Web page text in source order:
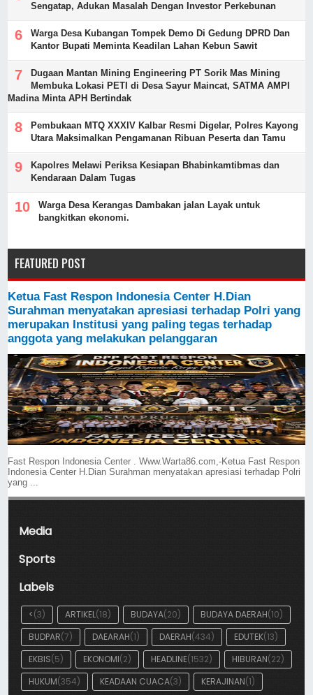
Sengatap, Adukan Masalah Dengan Investor Perkebunan
Warga Desa Kubangan Tompek Demo Di Gedung DPRD Dan
Kantor Bupati Meminta Keadilan Lahan Kebun Sawit
Dugaan Mantan Mining Engineering PT Sorik Mas Mining
Membuka Lokasi PETI di Desa Sayur Maincat, SATMA AMPI
Madina Minta APH Bertindak
Pembukaan MTQ XXXIV Kalbar Resmi Digelar, Polres Kayong
Utara Maksimalkan Pengamanan Ribuan Peserta dan Tamu
Kapolres Melawi Periksa Kesiapan Bhabinkamtibmas dan
Kendaraan Dalam Tugas
Warga Desa Kerangas Dambakan jalan Layak untuk
bangkitkan ekonomi.
FEATURED POST
Ketua Fast Respon Indonesia Center H.Dian
Surahman menyatakan apresiasi terhadap Polri yang
merupakan Institusi yang paling tegas terhadap
anggota yang melakukan pelanggaran
Fast Respon Indonesia Center . Www.Warta86.com,-Ketua Fast Respon
Indonesia Center H.Dian Surahman menyatakan apresiasi terhadap Polri
yang ...
Media
Sports
Labels
<(3) ARTIKEL(18) BUDAYA(20) BUDAYA DAERAH(10)
BUDPAR(7) DAEARAH(1) DAERAH(434) EDUTEK(13)
EKBIS(5) EKONOMI(2) HEADLINE(1532) HIBURAN(22)
HUKUM(354) KEADAAN CUACA(3) KERAJINAN(1)